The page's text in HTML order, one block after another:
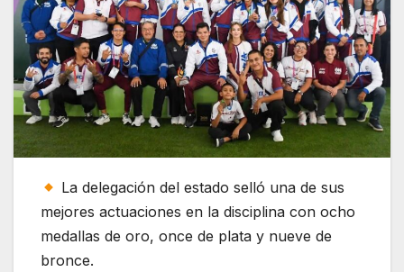
La delegación del estado selló una de sus
mejores actuaciones en la disciplina con ocho
medallas de oro, once de plata y nueve de
bronce.